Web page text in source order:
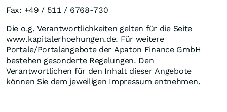
Fax: +49 / 511 / 6768-730
Die o.g. Verantwortlichkeiten gelten für die Seite
www.kapitalerhoehungen.de. Für weitere
Portale/Portalangebote der Apaton Finance GmbH
bestehen gesonderte Regelungen. Den
Verantwortlichen für den Inhalt dieser Angebote
können Sie dem jeweiligen Impressum entnehmen.